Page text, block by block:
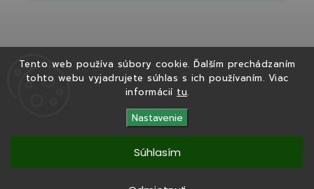
Tento web používa súbory cookie. Ďalším prechádzaním
tohto webu vyjadrujete súhlas s ich používaním. Viac
informácií tu.
Nastavenie
Súhlasím
Copyright 2026Naturfyt.sk. Všetky práva vyhradené.
| Design